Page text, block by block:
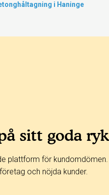
i Haninge
sitt goda
plattform för kundomdömen.
och nöjda kunder.